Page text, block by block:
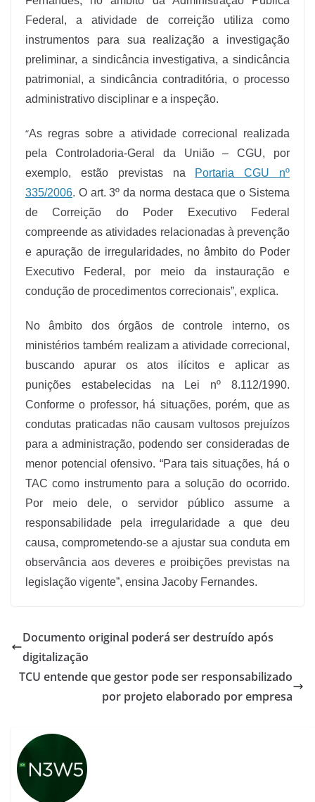
Federal, a atividade de correição utiliza como
instrumentos para sua realização a investigação
preliminar, a sindicância investigativa, a sindicância
patrimonial, a sindicância contraditória, o processo
administrativo disciplinar e a inspeção.
“As regras sobre a atividade correcional realizada
pela Controladoria-Geral da União – CGU, por
exemplo, estão previstas na Portaria CGU nº
335/2006. O art. 3º da norma destaca que o Sistema
de Correição do Poder Executivo Federal
compreende as atividades relacionadas à prevenção
e apuração de irregularidades, no âmbito do Poder
Executivo Federal, por meio da instauração e
condução de procedimentos correcionais”, explica.
No âmbito dos órgãos de controle interno, os
ministérios também realizam a atividade correcional,
buscando apurar os atos ilícitos e aplicar as
punições estabelecidas na Lei nº 8.112/1990.
Conforme o professor, há situações, porém, que as
condutas praticadas não causam vultosos prejuízos
para a administração, podendo ser consideradas de
menor potencial ofensivo. “Para tais situações, há o
TAC como instrumento para a solução do ocorrido.
Por meio dele, o servidor público assume a
responsabilidade pela irregularidade a que deu
causa, comprometendo-se a ajustar sua conduta em
observância aos deveres e proibições previstas na
legislação vigente”, ensina Jacoby Fernandes.
Documento original poderá ser destruído após
digitalização
TCU entende que gestor pode ser responsabilizado
por projeto elaborado por empresa